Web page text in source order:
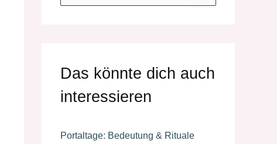
u
a
Das könnte dich auch
interessieren
Portaltage: Bedeutung & Rituale